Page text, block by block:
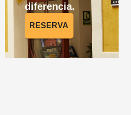
diferencia.
RESERVA